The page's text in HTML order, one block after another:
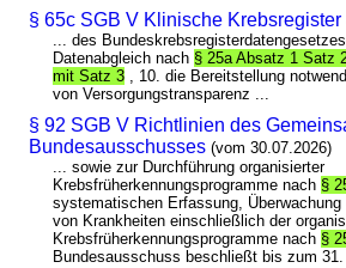
§ 65c SGB V Klinische Krebsregister
... des
Datenabgleich nach § 25a Absatz 1 Satz
mit Satz 3 , 10. die Bereitstellung
von Versorgungstransparenz ...
§ 92 SGB V Richtlinien des
Bundesausschusses (vom 30.07.2026)
... sowie zur Durchführung organisierter
Krebsfrüherkennungsprogramme nach §
systematischen Erfassung,
von Krankheiten einschließlich der
Krebsfrüherkennungsprogramme nach §
Bundesausschuss beschließt bis zum